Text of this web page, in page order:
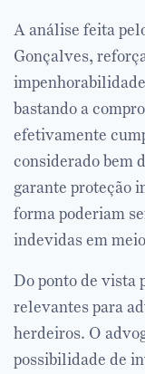
A análise feita
Gonçalves,
bastando a
efetivamente
considerado bem
garante proteção
forma poderiam
indevidas em
Do ponto de vista
relevantes para
herdeiros. O
possibilidade de